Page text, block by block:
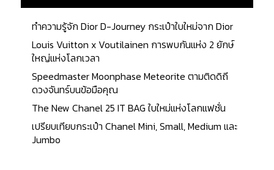
ทำความรู้จัก Dior D-Journey กระเป๋าใบใหม่จาก Dior
Louis Vuitton x Voutilainen การพบกันแห่ง 2 ยักษ์
ใหญ่แห่งโลกเวลา
Speedmaster Moonphase Meteorite ตามติดดิถี
ดวงจันทร์บนข้อมือคุณ
The New Chanel 25 IT BAG ใบใหม่แห่งโลกแฟชั่น
เปรียบเทียบกระเป๋า Chanel Mini, Small, Medium และ
Jumbo